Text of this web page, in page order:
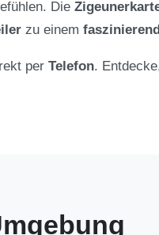
Die
zu einem
per Telefon.